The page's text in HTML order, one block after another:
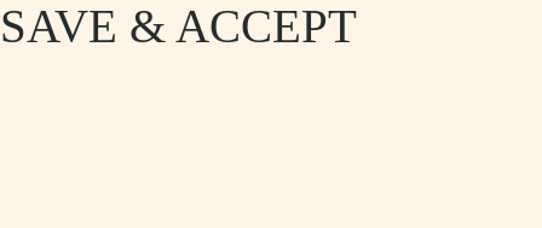
SAVE & ACCEPT